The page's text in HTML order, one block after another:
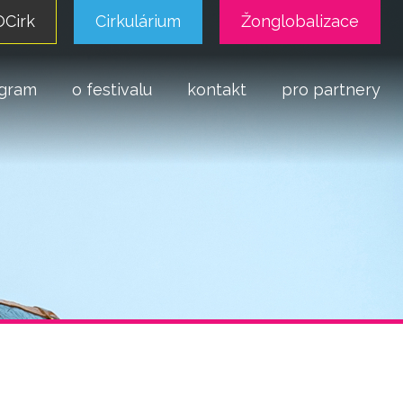
Cirkulárium Žonglobalizace
o festivalu kontakt pro partnery